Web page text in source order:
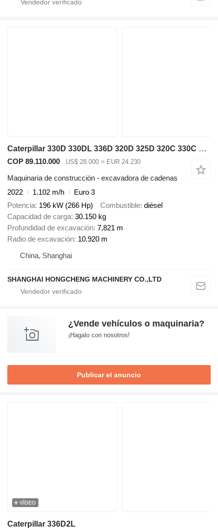
Caterpillar 330D 330DL 336D 320D 325D 320C 330C 320B 330B
COP 89.110.000 US$ 28.000 ≈ EUR 24.230
Maquinaria de construcción - excavadora de cadenas
2022
1.102 m/h
Euro 3
Potencia 196 kW (266 Hp) Combustible diésel
Capacidad de carga 30.150 kg
Profundidad de excavación 7,821 m
Radio de excavación 10.920 m
China, Shanghai
SHANGHAI HONGCHENG MACHINERY CO.,LTD
¿Vende vehículos o maquinaria?
¡Hagalo con nosotros!
Publicar el anuncio
VÍDEO
Caterpillar 336D2L